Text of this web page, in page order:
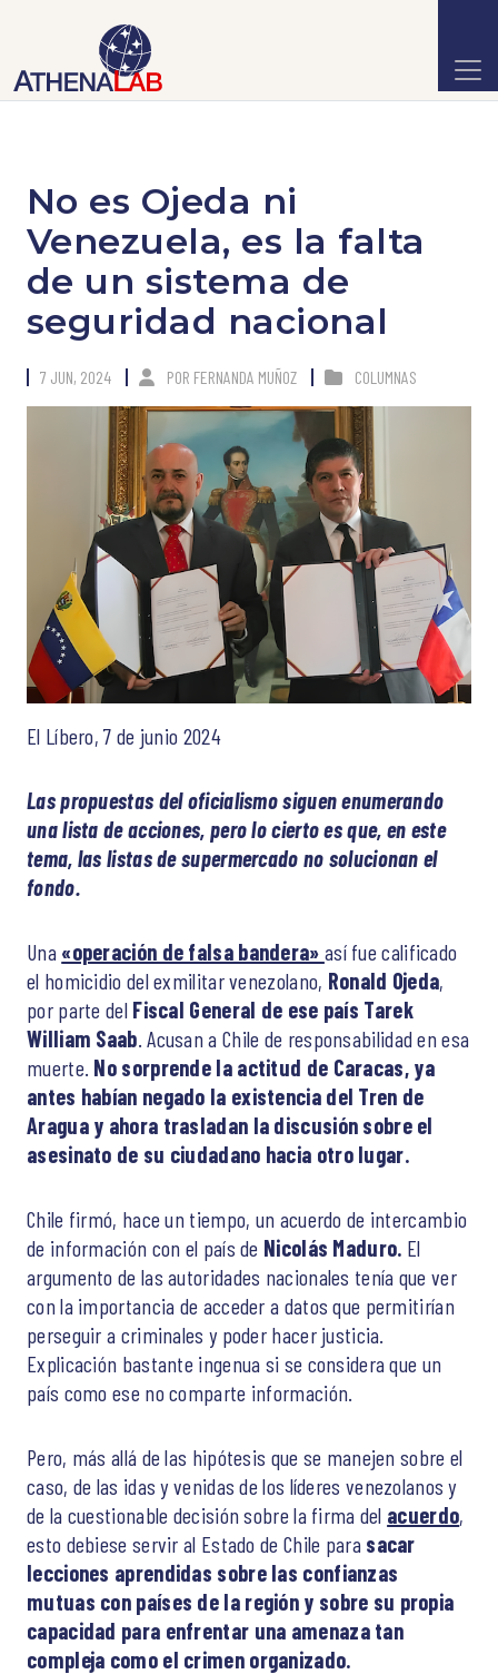
No es Ojeda ni
Venezuela, es la falta
de un sistema de
seguridad nacional
7 JUN, 2024 POR FERNANDA MUÑOZ COLUMNAS
El Líbero, 7 de junio 2024
Las propuestas del oficialismo siguen enumerando
una lista de acciones, pero lo cierto es que, en este
tema, las listas de supermercado no solucionan el
fondo.
Una «operación de falsa bandera» así fue calificado
el homicidio del exmilitar venezolano, Ronald Ojeda,
por parte del Fiscal General de ese país Tarek
William Saab . Acusan a Chile de responsabilidad en esa
muerte. No sorprende la actitud de Caracas, ya
antes habían negado la existencia del Tren de
Aragua y ahora trasladan la discusión sobre el
asesinato de su ciudadano hacia otro lugar.
Chile firmó, hace un tiempo, un acuerdo de intercambio
de información con el país de Nicolás Maduro. El
argumento de las autoridades nacionales tenía que ver
con la importancia de acceder a datos que permitirían
perseguir a criminales y poder hacer justicia.
Explicación bastante ingenua si se considera que un
país como ese no comparte información.
Pero, más allá de las hipótesis que se manejen sobre el
caso, de las idas y venidas de los líderes venezolanos y
de la cuestionable decisión sobre la firma del acuerdo,
esto debiese servir al Estado de Chile para sacar
lecciones aprendidas sobre las confianzas
mutuas con países de la región y sobre su propia
capacidad para enfrentar una amenaza tan
compleja como el crimen organizado.